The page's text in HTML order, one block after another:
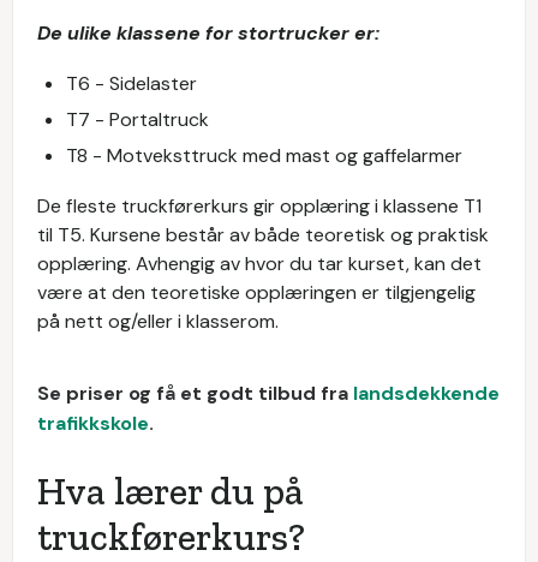
De ulike klassene for stortrucker er:
T6 - Sidelaster
T7 - Portaltruck
T8 - Motveksttruck med mast og gaffelarmer
De fleste truckførerkurs gir opplæring i klassene T1
til T5. Kursene består av både teoretisk og praktisk
opplæring. Avhengig av hvor du tar kurset, kan det
være at den teoretiske opplæringen er tilgjengelig
på nett og/eller i klasserom.
Se priser og få et godt tilbud fra landsdekkende
trafikkskole.
Hva lærer du på
truckførerkurs?